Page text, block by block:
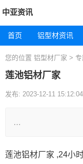
中亚资讯
首页 铝型材资讯
您的位置 铝型材厂家 >
莲池铝材厂家
发布: 2023-12-11 15:12:04
…
莲池铝材厂家 ,24小